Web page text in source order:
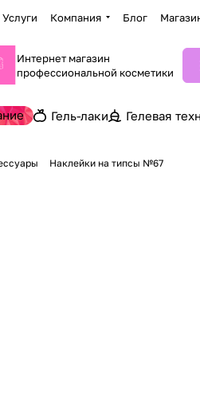
Услуги Компания Блог
Интернет магазин
профессиональной косметики
Гель-лаки Гелевая
Наклейки на типсы №67